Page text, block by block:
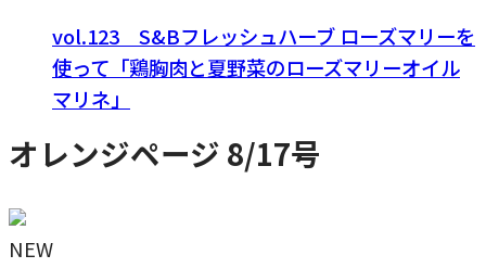
vol.123 S&Bフレッシュハーブ ローズマリーを
使って「鶏胸肉と夏野菜のローズマリーオイル
マリネ」
オレンジページ 8/17号
NEW